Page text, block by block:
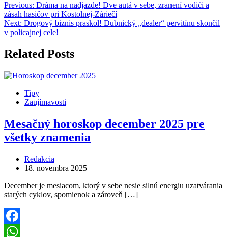
Previous: Dráma na nadjazde! Dve autá v sebe, zranení vodiči a
zásah hasičov pri Kostolnej-Záriečí
Next: Drogový biznis praskol! Dubnický „dealer“ pervitínu skončil
v policajnej cele!
Related Posts
Tipy
Zaujímavosti
Mesačný horoskop december 2025 pre
všetky znamenia
Redakcia
18. novembra 2025
December je mesiacom, ktorý v sebe nesie silnú energiu uzatvárania
starých cyklov, spomienok a zároveň […]
Facebook